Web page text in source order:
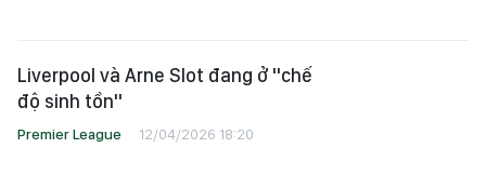
Liverpool và Arne Slot đang ở "chế
độ sinh tồn"
Premier League 12/04/2026 18:20